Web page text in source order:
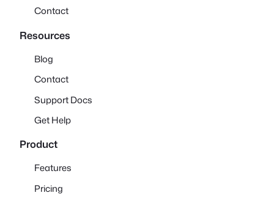
Contact
Resources
Blog
Contact
Support Docs
Get Help
Product
Features
Pricing